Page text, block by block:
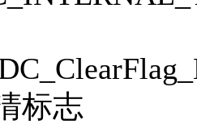
志